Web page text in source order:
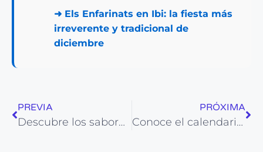
➜ Els Enfarinats en Ibi: la fiesta más
irreverente y tradicional de
diciembre
PREVIA
Descubre los sabores festivos en la Feria del Turrón de Jijona
PRÓXIMA
Conoce el calendario de la Semana Modernista de Alcoy